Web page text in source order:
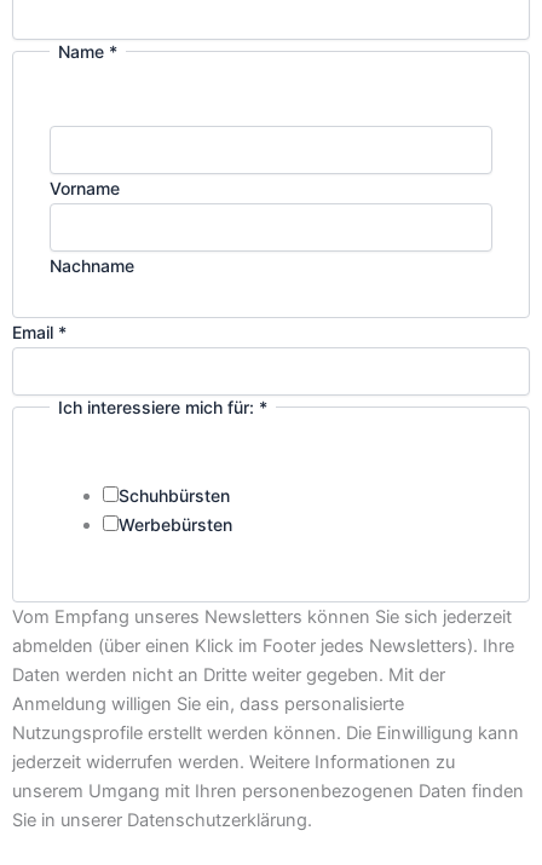
Name Name *
Vorname
Nachname
Email *
Ich interessiere mich für: *
Schuhbürsten
Werbebürsten
Vom Empfang unseres Newsletters können Sie sich jederzeit
abmelden (über einen Klick im Footer jedes Newsletters). Ihre
Daten werden nicht an Dritte weiter gegeben. Mit der
Anmeldung willigen Sie ein, dass personalisierte
Nutzungsprofile erstellt werden können. Die Einwilligung kann
jederzeit widerrufen werden. Weitere Informationen zu
unserem Umgang mit Ihren personenbezogenen Daten finden
Sie in unserer Datenschutzerklärung.